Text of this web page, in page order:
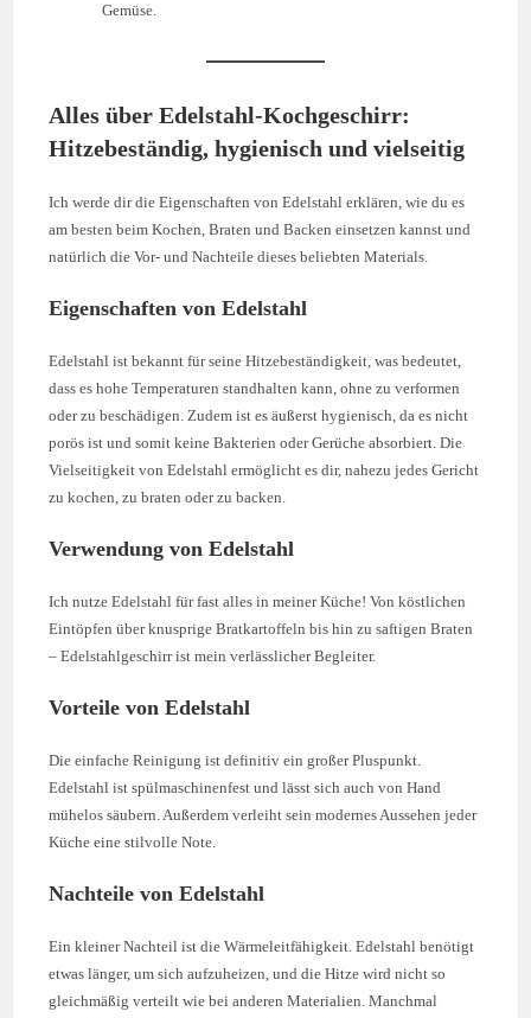
Gemüse.
Alles über Edelstahl-Kochgeschirr:
Hitzebeständig, hygienisch und vielseitig
Ich werde dir die Eigenschaften von Edelstahl erklären, wie du es
am besten beim Kochen, Braten und Backen einsetzen kannst und
natürlich die Vor- und Nachteile dieses beliebten Materials.
Eigenschaften von Edelstahl
Edelstahl ist bekannt für seine Hitzebeständigkeit, was bedeutet,
dass es hohe Temperaturen standhalten kann, ohne zu verformen
oder zu beschädigen. Zudem ist es äußerst hygienisch, da es nicht
porös ist und somit keine Bakterien oder Gerüche absorbiert. Die
Vielseitigkeit von Edelstahl ermöglicht es dir, nahezu jedes Gericht
zu kochen, zu braten oder zu backen.
Verwendung von Edelstahl
Ich nutze Edelstahl für fast alles in meiner Küche! Von köstlichen
Eintöpfen über knusprige Bratkartoffeln bis hin zu saftigen Braten
– Edelstahlgeschirr ist mein verlässlicher Begleiter.
Vorteile von Edelstahl
Die einfache Reinigung ist definitiv ein großer Pluspunkt.
Edelstahl ist spülmaschinenfest und lässt sich auch von Hand
mühelos säubern. Außerdem verleiht sein modernes Aussehen jeder
Küche eine stilvolle Note.
Nachteile von Edelstahl
Ein kleiner Nachteil ist die Wärmeleitfähigkeit. Edelstahl benötigt
etwas länger, um sich aufzuheizen, und die Hitze wird nicht so
gleichmäßig verteilt wie bei anderen Materialien. Manchmal